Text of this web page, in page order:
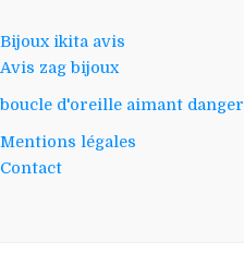
Bijoux ikita avis
Avis zag bijoux
boucle d'oreille aimant danger
Mentions légales
Contact